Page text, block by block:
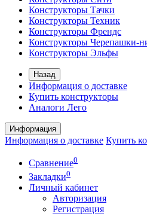
Конструкторы Тачки
Конструкторы Техник
Конструкторы Френдс
Конструкторы Черепашки-
Конструкторы Эльфы
Назад
Информация о доставке
Купить конструкторы
Аналоги Лего
Информация
Информация о доставке Купить
Сравнение0
Закладки0
Личный кабинет
Авторизация
Регистрация